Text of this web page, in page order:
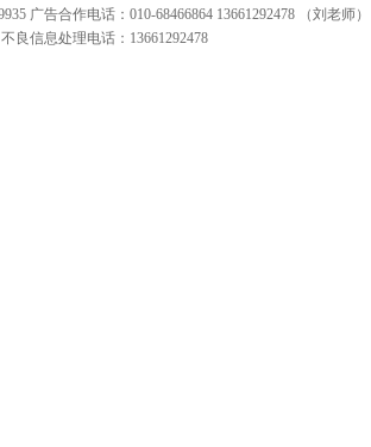
广告合作电话：010-68466864 13661292478 （刘老师）
良信息处理电话：13661292478